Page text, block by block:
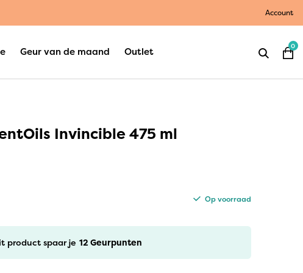
Account
Geur van de maand Outlet 0
Invincible 475 ml
Op voorraad
product spaar je 12 Geurpunten